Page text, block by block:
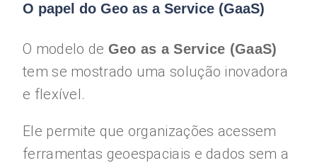
O papel do Geo as a Service (GaaS)
O modelo de Geo as a Service (GaaS)
tem se mostrado uma solução inovadora
e flexível.
Ele permite que organizações acessem
ferramentas geoespaciais e dados sem a